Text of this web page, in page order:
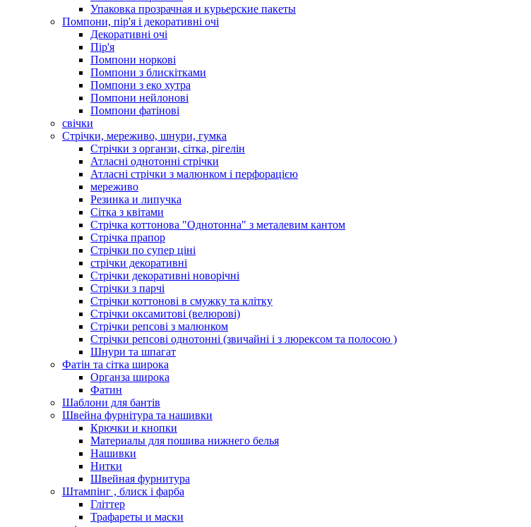
Упаковка прозрачная и курьерские пакеты
Помпони, пір'я і декоративні очі
Декоративні очі
Пір'я
Помпони норкові
Помпони з блискітками
Помпони з еко хутра
Помпони нейлонові
Помпони фатінові
свічки
Стрічки, мереживо, шнури, гумка
Стрічки з органзи, сітка, рігелін
Атласні однотонні стрічки
Атласні стрічки з малюнком і перфорацією
мереживо
Резинка и липучка
Сітка з квітами
Стрічка коттонова "Однотонна" з металевим кантом
Стрічка прапор
Стрічки по супер ціні
стрічки декоративні
Стрічки декоративні новорічні
Стрічки з парчі
Стрічки коттонові в смужку та клітку
Стрічки оксамитові (велюрові)
Стрічки репсові з малюнком
Стрічки репсові однотонні (звичайні і з люрексом та полосою )
Шнури та шпагат
Фатін та сітка широка
Органза широка
Фатин
Шаблони для бантів
Швейна фурнітура та нашивки
Крючки и кнопки
Материалы для пошива нижнего белья
Нашивки
Нитки
Швейная фурнитура
Штампінг , блиск і фарба
Гліттер
Трафареты и маски